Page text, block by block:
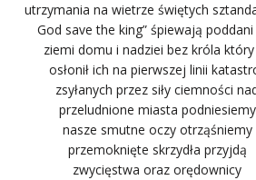
utrzymania na wietrze świętych
God save the king” śpiewają poddani
ziemi domu i nadziei bez króla
osłonił ich na pierwszej linii
zsyłanych przez siły ciemności
przeludnione miasta podniesiemy
nasze smutne oczy otrząśniemy
przemoknięte skrzydła przyjdą
zwycięstwa oraz orędownicy